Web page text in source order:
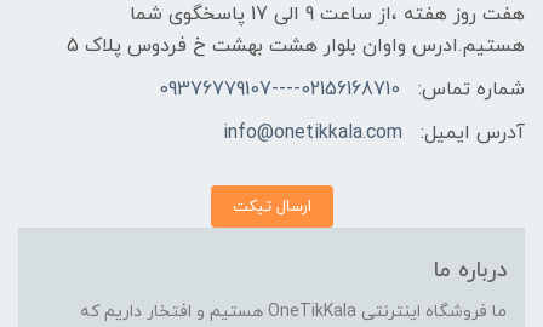
هفت روز هفته ،از ساعت 9 الی 17 پاسخگوی شما
هستیم.ادرس واوان بلوار هشت بهشت خ فردوس پلاک 5
شماره تماس:
02156168710----09376779107
آدرس ایمیل:
info@onetikkala.com
ارسال تیکت
درباره ما
ما فروشگاه اینترنتی OneTikKala هستیم و افتخار داریم که